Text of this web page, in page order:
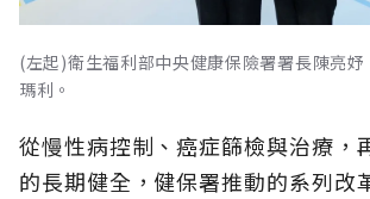
(左起)衛生福利部中央健康保險署署長陳亮
瑪利。
從慢性病控制、癌症篩檢與治療，
的長期健全，健保署推動的系列改